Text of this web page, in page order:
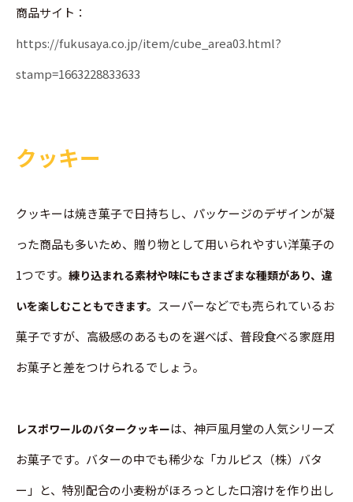
商品サイト：
https://fukusaya.co.jp/item/cube_area03.html?
stamp=1663228833633
クッキー
クッキーは焼き菓子で日持ちし、パッケージのデザインが凝
った商品も多いため、贈り物として用いられやすい洋菓子の
1つです。 練り込まれる素材や味にもさまざまな種類があり、違
いを楽しむこともできます。 スーパーなどでも売られているお
菓子ですが、高級感のあるものを選べば、普段食べる家庭用
お菓子と差をつけられるでしょう。
レスポワールのバタークッキーは、神戸風月堂の人気シリーズ
お菓子です。バターの中でも稀少な「カルピス（株）バタ
ー」と、特別配合の小麦粉がほろっとした口溶けを作り出し